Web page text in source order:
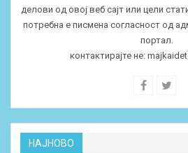
делови од овој веб сајт или цели
потребна е писмена согласност од
портал.
контактирајте не:
НАЈНОВО